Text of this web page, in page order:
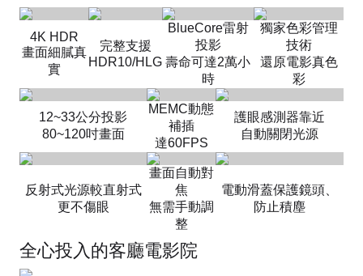
4K HDR​
畫面細膩真
實
完整支援​
HDR10/HLG
BlueCore雷射
投影​
壽命可達2萬小
時
獨家色彩管理
技術
還原電影真色
彩​
12~33公分投影
80~120吋畫面
MEMC動態
補插
達60FPS
護眼感測器靠近
自動關閉光源
反射式光源較直射式
更不傷眼
畫面自動對
焦
無需手動調
整
電動滑蓋保護鏡頭、
防止積塵
全心投入的客廳電影院